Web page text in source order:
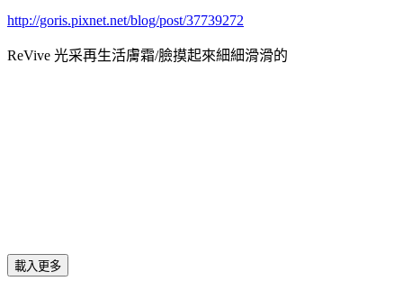
http://goris.pixnet.net/blog/post/37739272
ReVive 光采再生活膚霜/臉摸起來細細滑滑的
載入更多